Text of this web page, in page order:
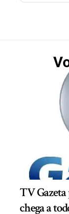
TV Gazeta
chega a